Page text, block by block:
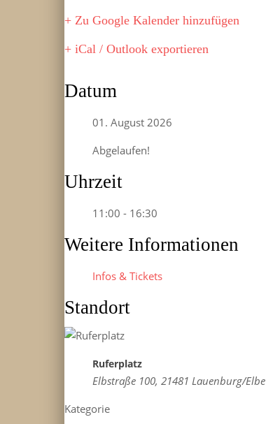
+ Zu Google Kalender hinzufügen
+ iCal / Outlook exportieren
Datum
01. August 2026
Abgelaufen!
Uhrzeit
11:00 - 16:30
Weitere Informationen
Infos & Tickets
Standort
Ruferplatz
Elbstraße 100, 21481 Lauenburg/Elbe
Kategorie